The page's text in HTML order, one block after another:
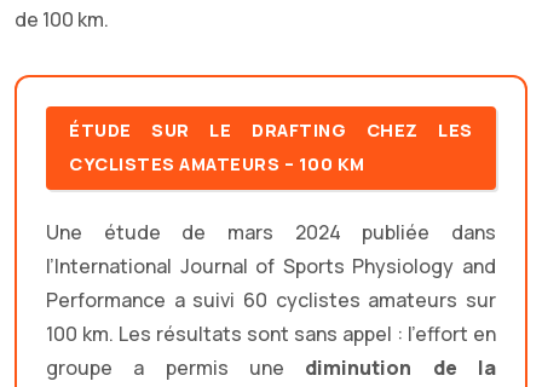
de 100 km.
ÉTUDE SUR LE DRAFTING CHEZ LES
CYCLISTES AMATEURS – 100 KM
Une étude de mars 2024 publiée dans
l’International Journal of Sports Physiology and
Performance a suivi 60 cyclistes amateurs sur
100 km. Les résultats sont sans appel : l’effort en
groupe a permis une diminution de la